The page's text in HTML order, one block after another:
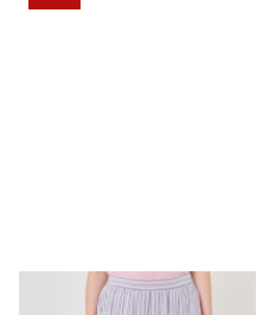
Culotte im Schlupf-Style, Streifen 29,99 € 19,99 €